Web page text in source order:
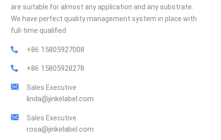
are suitable for almost any application and any substrate.
We have perfect quality management system in place with
full-time qualified
+86 15805927008
+86 15805928278
Sales Executive
linda@jinkelabel.com
Sales Executive
rosa@jinkelabel.com